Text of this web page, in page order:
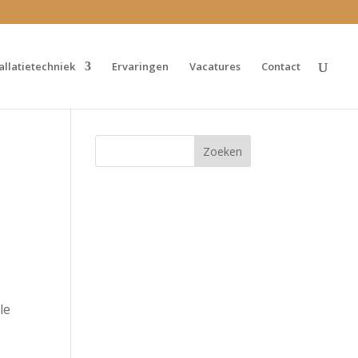
Ervaringen Vacatures Contact